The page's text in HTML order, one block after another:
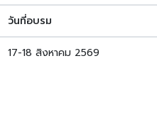
วันที่อบรม
17-18 สิงหาคม 2569